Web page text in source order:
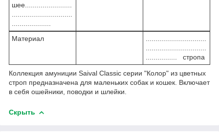
шее........................
Материал
................ стропа
Коллекция амуниции Saival Classic серии "Колор" из цветных
строп предназначена для маленьких собак и кошек. Включает
в себя ошейники, поводки и шлейки.
Скрыть